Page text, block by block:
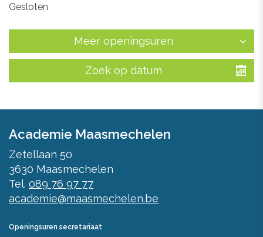
Gesloten
Meer openingsuren
Zoek op datum
Academie Maasmechelen
Zetellaan 50
3630 Maasmechelen
Tel. 089 76 97 77
academie@maasmechelen.be
Openingsuren secretariaat